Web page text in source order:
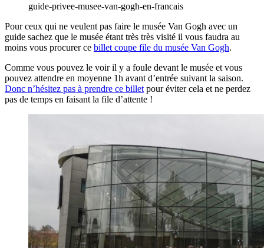
guide-privee-musee-van-gogh-en-francais
Pour ceux qui ne veulent pas faire le musée Van Gogh avec un
guide sachez que le musée étant très très visité il vous faudra au
moins vous procurer ce billet coupe file du musée Van Gogh.
Comme vous pouvez le voir il y a foule devant le musée et vous
pouvez attendre en moyenne 1h avant d’entrée suivant la saison.
Donc n’hésitez pas à prendre ce billet pour éviter cela et ne perdez
pas de temps en faisant la file d’attente !